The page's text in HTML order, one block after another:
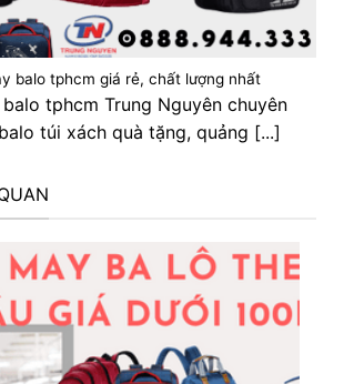
balo tphcm giá rẻ, chất lượng nhất
tphcm Trung Nguyên chuyên
túi xách quà tặng, quảng [...]